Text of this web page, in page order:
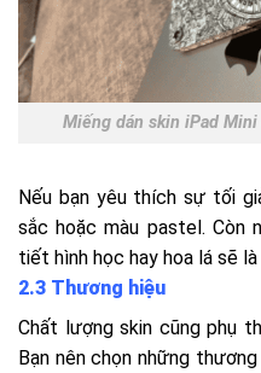
Miếng dán skin iPad Mini
Nếu bạn yêu thích sự tối
sắc hoặc màu pastel. Còn
tiết hình học hay hoa lá sẽ
2.3 Thương hiệu
Chất lượng skin cũng phụ
Bạn nên chọn những